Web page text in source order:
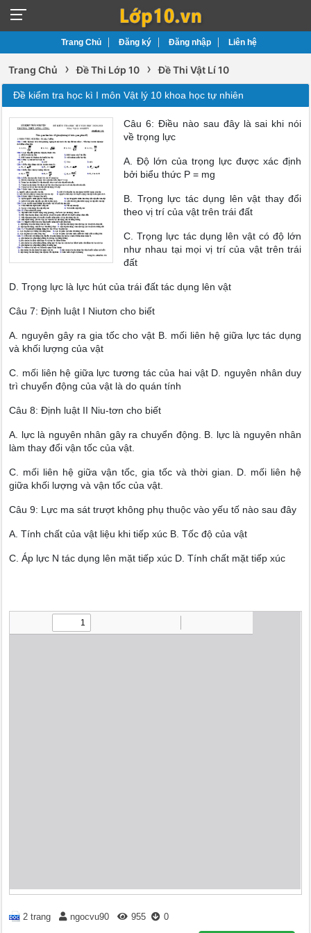
Trang Chủ Đăng ký Đăng nhập Liên hệ
Trang Chủ › Đề Thi Lớp 10 › Đề Thi Vật Lí 10
Đề kiểm tra học kì I môn Vật lý 10 khoa học tự nhiên
Câu 6: Điều nào sau đây là sai khi nói
về trọng lực
A. Độ lớn của trọng lực được xác định
bởi biểu thức P = mg
B. Trọng lực tác dụng lên vật thay đổi
theo vị trí của vật trên trái đất
C. Trọng lực tác dụng lên vật có độ lớn
như nhau tại mọi vị trí của vật trên trái
đất
D. Trọng lực là lực hút của trái đất tác dụng lên vật
Câu 7: Định luật I Niutơn cho biết
A. nguyên gây ra gia tốc cho vật B. mối liên hệ giữa lực tác dụng
và khối lượng của vật
C. mối liên hệ giữa lực tương tác của hai vật D. nguyên nhân duy
trì chuyển động của vật là do quán tính
Câu 8: Định luật II Niu-tơn cho biết
A. lực là nguyên nhân gây ra chuyển động. B. lực là nguyên nhân
làm thay đổi vận tốc của vật.
C. mối liên hệ giữa vận tốc, gia tốc và thời gian. D. mối liên hệ
giữa khối lượng và vận tốc của vật.
Câu 9: Lực ma sát trượt không phụ thuộc vào yếu tố nào sau đây
A. Tính chất của vật liệu khi tiếp xúc B. Tốc độ của vật
C. Áp lực N tác dụng lên mặt tiếp xúc D. Tính chất mặt tiếp xúc
2 trang ngocvu90 955 0